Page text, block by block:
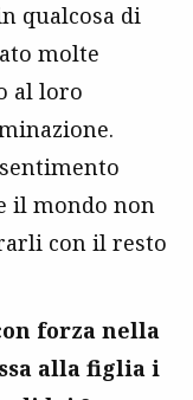
qualcosa di
molte
al loro
il mondo non
con il resto
forza nella
alla figlia i